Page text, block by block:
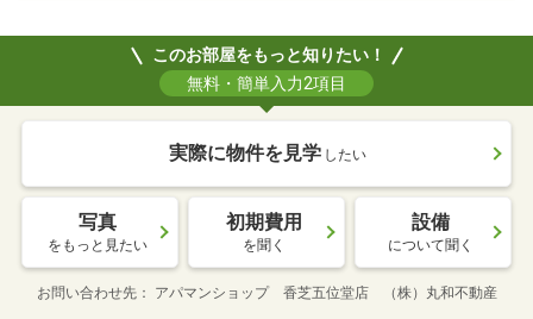
このお部屋をもっと知りたい！
無料・簡単入力2項目
実際に物件を見学 したい
写真
をもっと見たい
初期費用
を聞く
設備
について聞く
お問い合わせ先 アパマンショップ 香芝五位堂店 （株）丸和不動産